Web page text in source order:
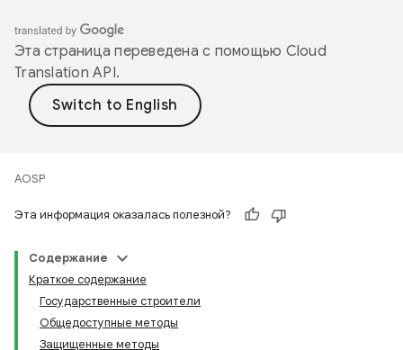
Эта страница переведена с помощью Cloud
Translation API.
AOSP
Эта информация оказалась полезной?
Содержание
Краткое содержание
Государственные строители
Общедоступные методы
Защищенные методы